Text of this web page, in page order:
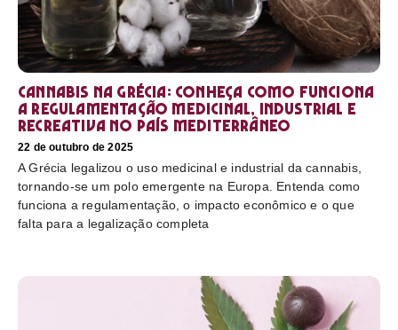
Cannabis na Grécia: conheça como funciona
a regulamentação medicinal, industrial e
recreativa no país mediterrâneo
22 de outubro de 2025
A Grécia legalizou o uso medicinal e industrial da cannabis,
tornando-se um polo emergente na Europa. Entenda como
funciona a regulamentação, o impacto econômico e o que
falta para a legalização completa